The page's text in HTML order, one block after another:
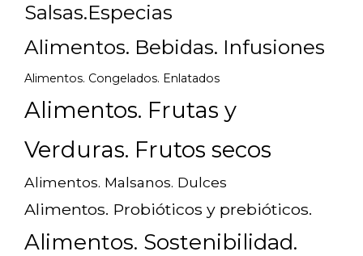
Salsas.Especias
Alimentos. Bebidas. Infusiones
Alimentos. Congelados. Enlatados
Alimentos. Frutas y
Verduras. Frutos secos
Alimentos. Malsanos. Dulces
Alimentos. Probióticos y prebióticos.
Alimentos. Sostenibilidad.